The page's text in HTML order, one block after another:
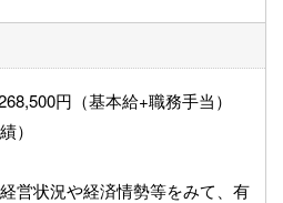
円（基本給+職務手当）
）
営状況や経済情勢等をみて、有